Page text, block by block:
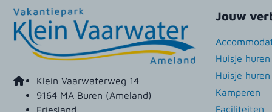
Klein Vaarwaterweg 14
9164 MA Buren (Ameland)
Friesland
Jouw
Huisje
Huisje
Kamperen
Faciliteiten